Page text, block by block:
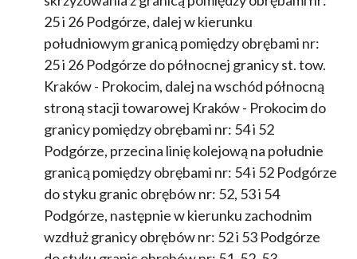
25 i 26 Podgórze, dalej w kierunku
południowym granicą pomiędzy obrębami nr:
25 i 26 Podgórze do północnej granicy st. tow.
Kraków - Prokocim, dalej na wschód północną
stroną stacji towarowej Kraków - Prokocim do
granicy pomiędzy obrębami nr: 54 i 52
Podgórze, przecina linię kolejową na południe
granicą pomiędzy obrębami nr: 54 i 52 Podgórze
do styku granic obrębów nr: 52, 53 i 54
Podgórze, następnie w kierunku zachodnim
wzdłuż granicy obrębów nr: 52 i 53 Podgórze